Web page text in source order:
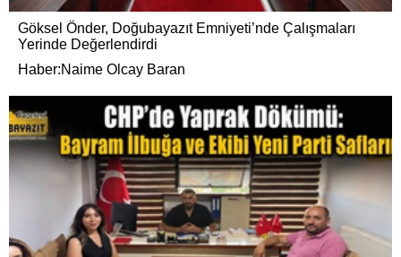
Göksel Önder, Doğubayazıt Emniyeti’nde Çalışmaları
Yerinde Değerlendirdi
Haber:Naime Olcay Baran